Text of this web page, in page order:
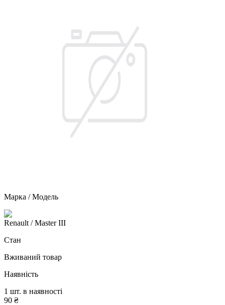
Марка / Модель
Renault / Master III
Стан
Вживаний товар
Наявність
1 шт. в наявності
90 ₴